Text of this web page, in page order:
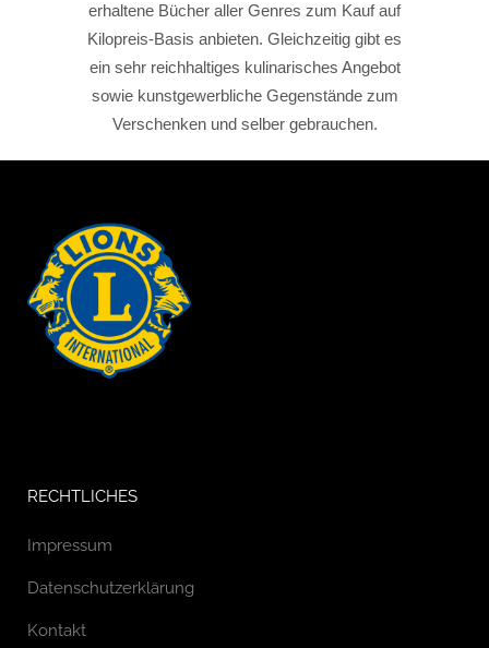
erhaltene Bücher aller Genres zum Kauf auf
Kilopreis-Basis anbieten. Gleichzeitig gibt es
ein sehr reichhaltiges kulinarisches Angebot
sowie kunstgewerbliche Gegenstände zum
Verschenken und selber gebrauchen.
RECHTLICHES
Impressum
Datenschutzerklärung
Kontakt